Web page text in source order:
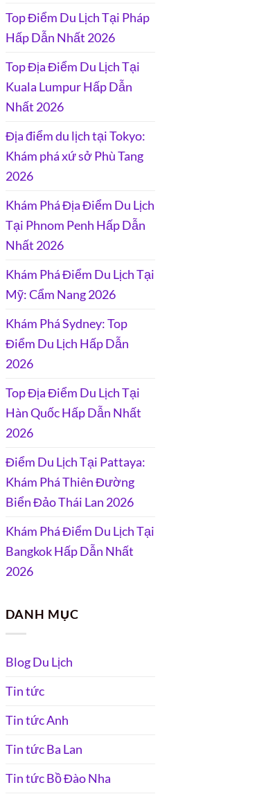
Top Điểm Du Lịch Tại Pháp
Hấp Dẫn Nhất 2026
Top Địa Điểm Du Lịch Tại
Kuala Lumpur Hấp Dẫn
Nhất 2026
Địa điểm du lịch tại Tokyo:
Khám phá xứ sở Phù Tang
2026
Khám Phá Địa Điểm Du Lịch
Tại Phnom Penh Hấp Dẫn
Nhất 2026
Khám Phá Điểm Du Lịch Tại
Mỹ: Cẩm Nang 2026
Khám Phá Sydney: Top
Điểm Du Lịch Hấp Dẫn
2026
Top Địa Điểm Du Lịch Tại
Hàn Quốc Hấp Dẫn Nhất
2026
Điểm Du Lịch Tại Pattaya:
Khám Phá Thiên Đường
Biển Đảo Thái Lan 2026
Khám Phá Điểm Du Lịch Tại
Bangkok Hấp Dẫn Nhất
2026
DANH MỤC
Blog Du Lịch
Tin tức
Tin tức Anh
Tin tức Ba Lan
Tin tức Bồ Đào Nha